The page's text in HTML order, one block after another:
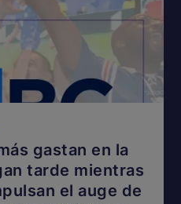
gastan en la
tarde mientras
el auge de